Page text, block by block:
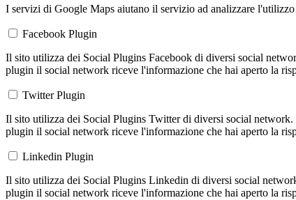
I servizi di Google Maps aiutano il servizio ad analizzare
Facebook Plugin
Il sito utilizza dei Social Plugins Facebook di diversi social
plugin il social network riceve l'informazione che hai aperto la
Twitter Plugin
Il sito utilizza dei Social Plugins Twitter di diversi social
plugin il social network riceve l'informazione che hai aperto la
Linkedin Plugin
Il sito utilizza dei Social Plugins Linkedin di diversi social
plugin il social network riceve l'informazione che hai aperto la